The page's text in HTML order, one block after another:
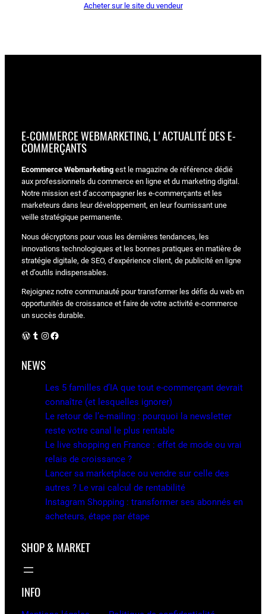
Acheter sur le site du vendeur
E-COMMERCE WEBMARKETING, L'ACTUALITÉ DES E-
COMMERÇANTS
Ecommerce Webmarketing est le magazine de référence dédié
aux professionnels du commerce en ligne et du marketing digital.
Notre mission est d’accompagner les e-commerçants et les
marketeurs dans leur développement, en leur fournissant une
veille stratégique permanente.
Nous décryptons pour vous les dernières tendances, les
innovations technologiques et les bonnes pratiques en matière de
stratégie digitale, de SEO, d’expérience client, de publicité en ligne
et d’outils indispensables.
Rejoignez notre communauté pour transformer les défis du web en
opportunités de croissance et faire de votre activité e-commerce
un succès durable.
WordPress Instagram Facebook
NEWS
Les 5 familles d’IA que tout e-commerçant devrait
connaître (et lesquelles ignorer)
Le retour de l’e-mailing : pourquoi la newsletter
reste votre canal le plus rentable
Le live shopping en France : effet de mode ou vrai
relais de croissance ?
Lancer sa marketplace ou vendre sur celle des
autres ? Le vrai calcul de rentabilité
Instagram Shopping : transformer ses abonnés en
acheteurs, étape par étape
SHOP & MARKET
INFO